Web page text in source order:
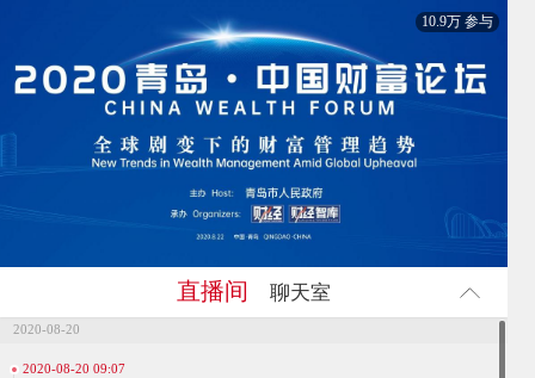
10.9万 参与
直播间 聊天室
2020-08-20
2020-08-20 09:07